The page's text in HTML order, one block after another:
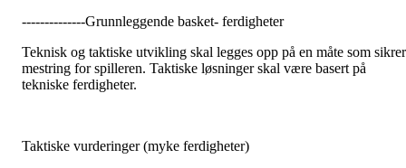
--------------Grunnleggende basket- ferdigheter
Teknisk og taktiske utvikling skal legges opp på en måte som sikrer
mestring for spilleren. Taktiske løsninger skal være basert på
tekniske ferdigheter.
Taktiske vurderinger (myke ferdigheter)